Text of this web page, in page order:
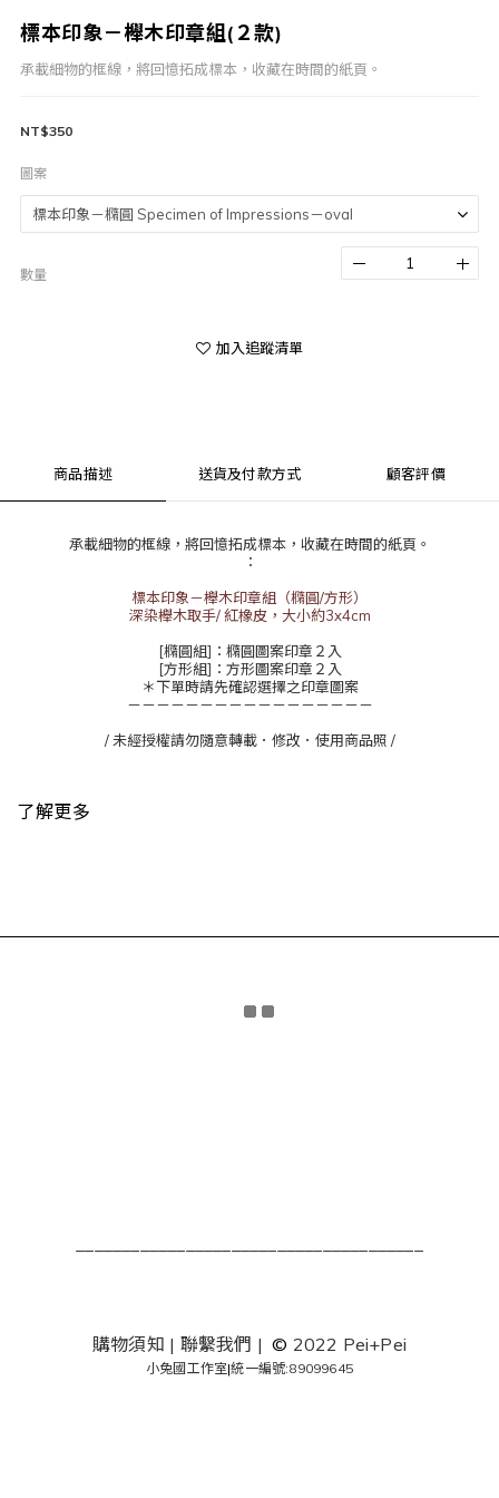
標本印象－櫸木印章組(２款)
承載細物的框線，將回憶拓成標本，收藏在時間的紙頁。
NT$350
圖案
數量
加入追蹤清單
商品描述 送貨及付款方式 顧客評價
承載細物的框線，將回憶拓成標本，收藏在時間的紙頁。
：
標本印象－櫸木印章組（橢圓/方形）
深染櫸木取手/ 紅橡皮，大小約3x4cm
[橢圓組]：橢圓圖案印章２入
[方形組]：方形圖案印章２入
＊下單時請先確認選擇之印章圖案
－－－－－－－－－－－－－－－－－
/ 未經授權請勿隨意轉載．修改．使用商品照 /
了解更多
購物須知 | 聯繫我們 |© 2022 Pei+Pei
小兔國工作室|統一編號:89099645